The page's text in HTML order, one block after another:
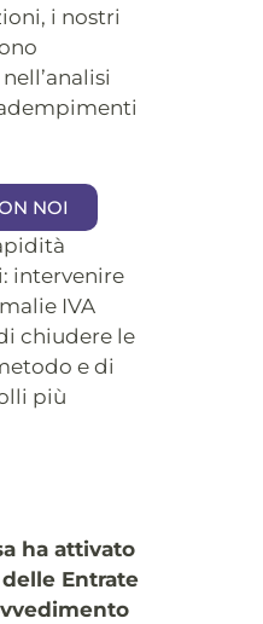
i nostri
NOI
intervenire
IVA
chiudere le
e di
più
ha attivato
delle Entrate